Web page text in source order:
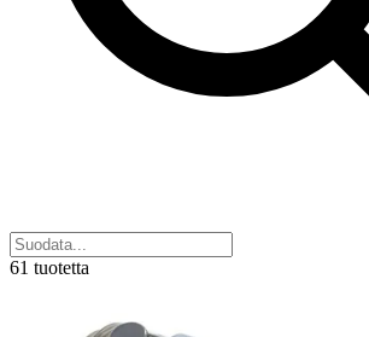
61 tuotetta